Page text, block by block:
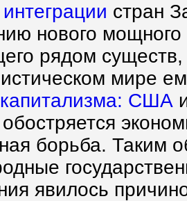
интеграции стран
нового
рядом
мире
капитализма: США
борьба. Таким
явилось